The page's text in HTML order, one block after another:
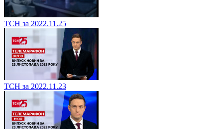
ТСН за 2022.11.25
ТСН за 2022.11.23